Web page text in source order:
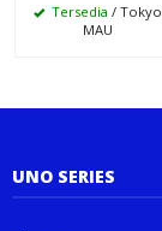
Tersedia / Tokyo
MAU
UNO SERIES